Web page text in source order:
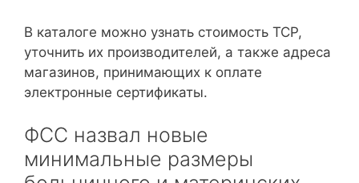
В каталоге можно узнать стоимость ТСР,
уточнить их производителей, а также адреса
магазинов, принимающих к оплате
электронные сертификаты.
ФСС назвал новые
минимальные размеры